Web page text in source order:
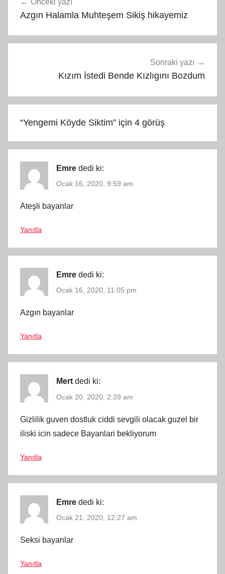
gezinmesi
Azgın Halamla Muhteşem Sikiş hikayemiz
Sonraki yazı
Kızım İstedi Bende Kızlıgını Bozdum
“Yengemi Köyde Siktim” için 4 görüş
Emre dedi ki:
Ocak 16, 2020, 9:59 am
Ateşli bayanlar
Yanıtla
Emre dedi ki:
Ocak 16, 2020, 11:05 pm
Azgın bayanlar
Yanıtla
Mert dedi ki:
Ocak 20, 2020, 2:39 am
Gizlilik guven dostluk ciddi sevgili olacak guzel bir
iliski icin sadece Bayanlari bekliyorum
Yanıtla
Emre dedi ki:
Ocak 21, 2020, 12:27 am
Seksi bayanlar
Yanıtla